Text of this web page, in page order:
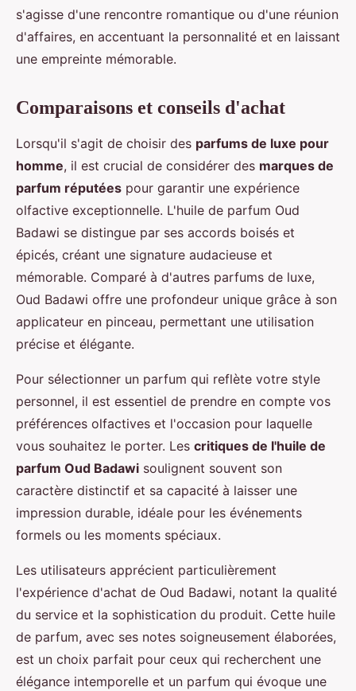
s'agisse d'une rencontre romantique ou d'une réunion
d'affaires, en accentuant la personnalité et en laissant
une empreinte mémorable.
Comparaisons et conseils d'achat
Lorsqu'il s'agit de choisir des parfums de luxe pour
homme, il est crucial de considérer des marques de
parfum réputées pour garantir une expérience
olfactive exceptionnelle. L'huile de parfum Oud
Badawi se distingue par ses accords boisés et
épicés, créant une signature audacieuse et
mémorable. Comparé à d'autres parfums de luxe,
Oud Badawi offre une profondeur unique grâce à son
applicateur en pinceau, permettant une utilisation
précise et élégante.
Pour sélectionner un parfum qui reflète votre style
personnel, il est essentiel de prendre en compte vos
préférences olfactives et l'occasion pour laquelle
vous souhaitez le porter. Les critiques de l'huile de
parfum Oud Badawi soulignent souvent son
caractère distinctif et sa capacité à laisser une
impression durable, idéale pour les événements
formels ou les moments spéciaux.
Les utilisateurs apprécient particulièrement
l'expérience d'achat de Oud Badawi, notant la qualité
du service et la sophistication du produit. Cette huile
de parfum, avec ses notes soigneusement élaborées,
est un choix parfait pour ceux qui recherchent une
élégance intemporelle et un parfum qui évoque une